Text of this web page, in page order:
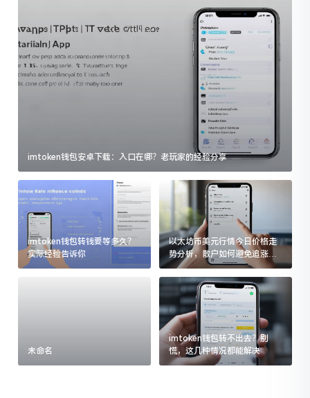
imtoken钱包安卓下载：入口在哪？老玩家的经验分享
imtoken钱包转钱要等多久？
实际经验告诉你
以太坊币美元行情今日价格走
势分析，散户如何避免追涨杀
跌被套牢
未命名
imtoken钱包转不出去？别
慌，这几种情况都能解决